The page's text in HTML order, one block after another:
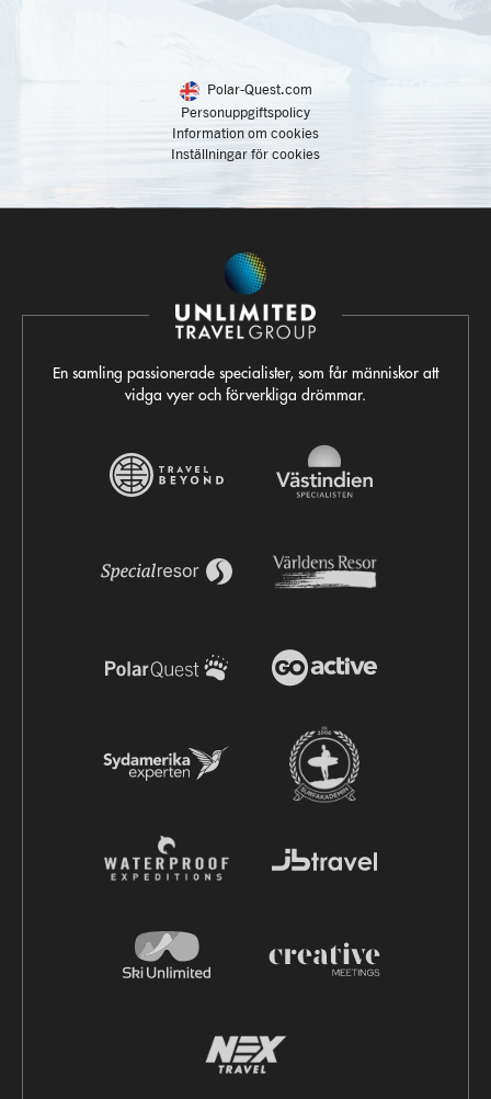
Polar-Quest.com
Personuppgiftspolicy
Information om cookies
Inställningar för cookies
En samling passionerade specialister, som får människor att
vidga vyer och förverkliga drömmar.